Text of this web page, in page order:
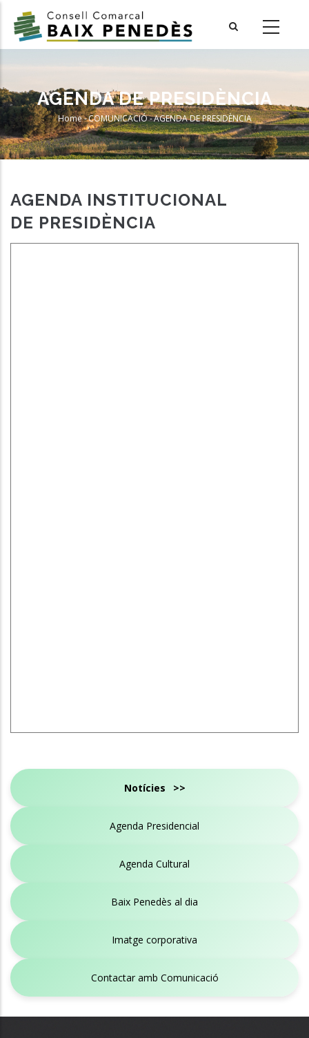
main
AGENDA DE PRESIDÈNCIA
Breadcrumb
Home-COMUNICACIÓ-AGENDA DE PRESIDÈNCIA
AGENDA INSTITUCIONAL
DE PRESIDÈNCIA
Notícies >>
Agenda Presidencial
Agenda Cultural
Baix Penedès al dia
Imatge corporativa
Contactar amb Comunicació